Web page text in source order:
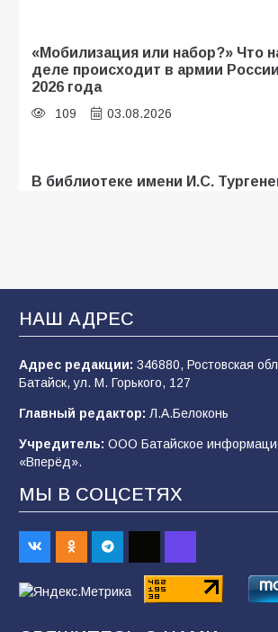
«Мобилизация или набор?» Что
деле происходит в армии
2026 года
109 03.08.2026
В библиотеке имени И.С.
В Батайске продолжаются
107 04.08.2026
строительные профессии в ходе
спортивного праздника
90
Командовал боем до последнего:
Евгений Остапенко
05.08.2026
НАШ АДРЕС
Адрес редакции: 346880, Ростовская
Батайск, ул. М. Горького, 127
Главный редактор: Л.А.Белоконь
Учредитель: ООО Батайское
«Вперёд».
МЫ В СОЦСЕТЯХ